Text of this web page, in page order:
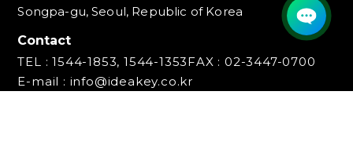
Songpa-gu, Seoul, Republic of Korea
Contact
TEL : 1544-1853, 1544-1353FAX : 02-3447-0700
E-mail : info@ideakey.co.kr